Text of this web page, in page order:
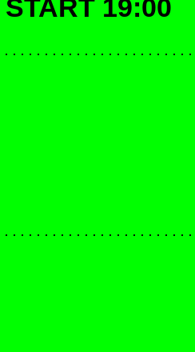
19:00